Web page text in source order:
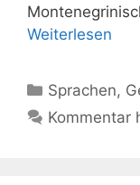
Weiterlesen
Kategorien
Sprachen,
Kommentar